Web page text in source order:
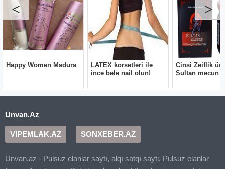
Unvan.Az
VIPEMLAK.AZ SONXEBER.AZ
Unvan.az - Pulsuz elanlar saytı, alqı satqı sayti, Pulsuz elanlar